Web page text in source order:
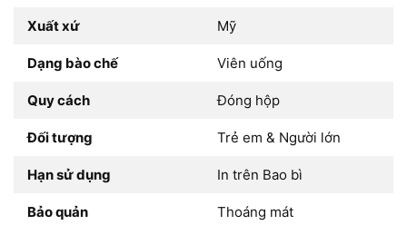
Xuất xứ Mỹ
Dạng bào chế Viên uống
Quy cách Đóng hộp
Đối tượng Trẻ em & Người lớn
Hạn sử dụng In trên Bao bì
Bảo quản Thoáng mát